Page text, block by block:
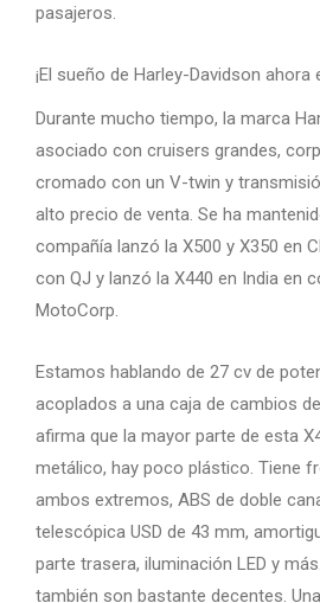
pasajeros.
¡El sueño de Harley-Davidson ahora
Durante mucho tiempo, la marca
asociado con cruisers grandes,
cromado con un V-twin y
alto precio de venta. Se ha
compañía lanzó la X500 y X350 en
con QJ y lanzó la X440 en India en
MotoCorp.
Estamos hablando de 27 cv de
acoplados a una caja de cambios
afirma que la mayor parte de esta
metálico, hay poco plástico. Tiene
ambos extremos, ABS de doble
telescópica USD de 43 mm,
parte trasera, iluminación LED y
también son bastante decentes.